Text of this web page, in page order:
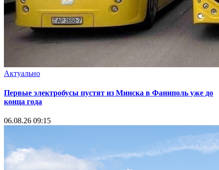
Актуально
Первые электробусы пустят из Минска в Фаниполь уже до
конца года
06.08.26 09:15